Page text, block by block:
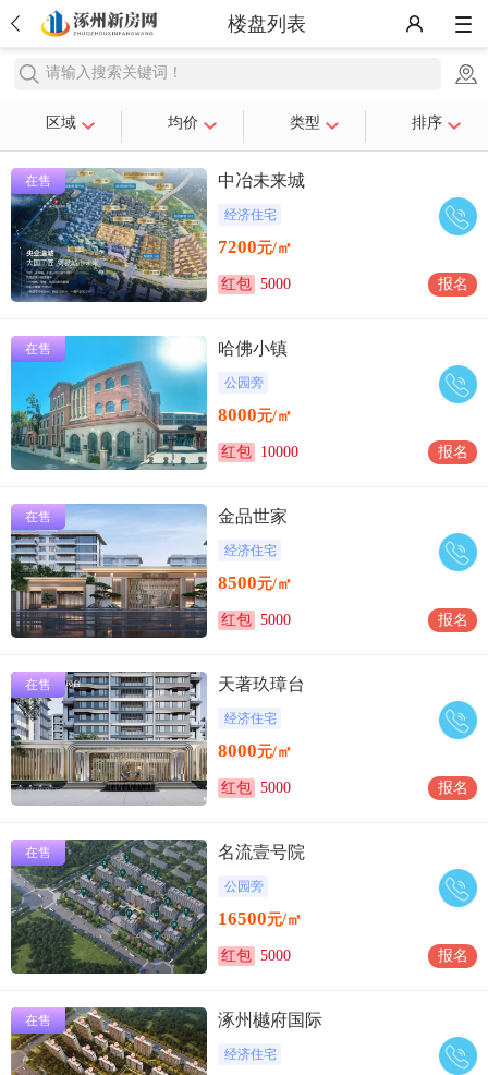
楼盘列表
请输入搜索关键词！
区域 均价 类型 排序
在售 中冶未来城
经济住宅
7200元/㎡
红包 5000 报名
在售 哈佛小镇
公园旁
8000元/㎡
红包 10000 报名
在售 金品世家
经济住宅
8500元/㎡
红包 5000 报名
在售 天著玖璋台
经济住宅
8000元/㎡
红包 5000 报名
在售 名流壹号院
公园旁
16500元/㎡
红包 5000 报名
在售 涿州樾府国际
经济住宅